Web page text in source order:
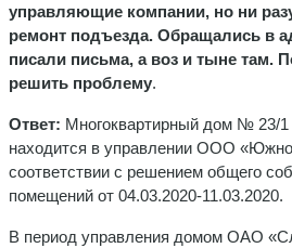
управляющие компании, но ни
ремонт подъезда. Обращались в
писали письма, а воз и тыне там.
решить проблему.
Ответ: Многоквартирный дом № 23/1
находится в управлении ООО
соответствии с решением общего
помещений от 04.03.2020-11.03.2020.
В период управления домом ОАО